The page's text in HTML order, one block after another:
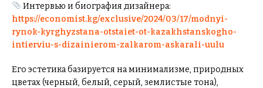
Интервью и биография дизайнера:
https://economist.kg/exclusive/2024/03/17/modnyi-
rynok-kyrghyzstana-otstaiet-ot-kazakhstanskogho-
intierviu-s-dizainierom-zalkarom-askarali-uulu
Его эстетика базируется на минимализме, природных
цветах (черный, белый, серый, землистые тона),